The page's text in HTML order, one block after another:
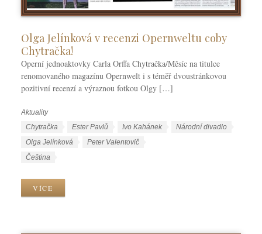
Olga Jelínková v recenzi Opernweltu coby
Chytračka!
Operní jednoaktovky Carla Orffa Chytračka/Měsíc na titulce
renomovaného magazínu Opernwelt i s téměř dvoustránkovou
pozitivní recenzí a výraznou fotkou Olgy […]
R
k
Aktuality
Š
k
Chytračka Ester Pavlů Ivo Kahánek
Národní divadlo
Olga Jelínková
Peter Valentovič
y
Čeština
VÍCE